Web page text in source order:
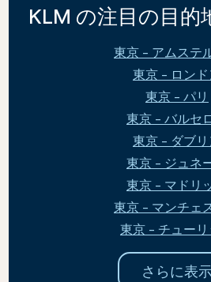
KLM の注目の目的
東京 - アムステ
東京 - ロンド
東京 - パリ
東京 - バルセ
東京 - ダブリ
東京 - ジュネ
東京 - マドリ
東京 - マンチェ
東京 - チューリ
さらに表